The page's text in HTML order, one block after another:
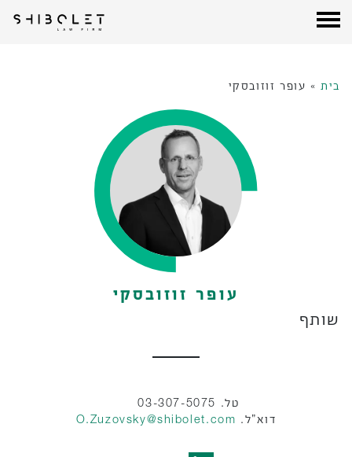
בית » עופר זוזובסקי
עופר זוזובסקי
שותף
טל. 03-307-5075
דוא”ל. O.Zuzovsky@shibolet.com